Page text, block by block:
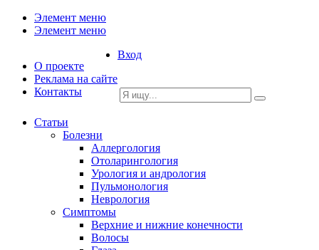
Элемент меню
Элемент меню
О проекте
Реклама на сайте
Контакты
Вход
Статьи
Болезни
Аллергология
Отоларингология
Урология и андрология
Пульмонология
Неврология
Симптомы
Верхние и нижние конечности
Волосы